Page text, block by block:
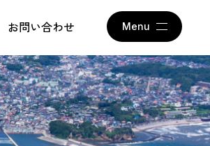
お問い合わせ